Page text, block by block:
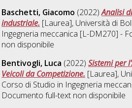
Baschetti, Giacomo (2022)Analisi
industriale. [Laurea], Università di
Ingegneria meccanica [L-DM270] -
non disponibile
Bentivogli, Luca (2022)Sistemi per
Veicoli da Competizione. [Laurea],
Corso di Studio in Ingegneria
Documento full-text non disponibile